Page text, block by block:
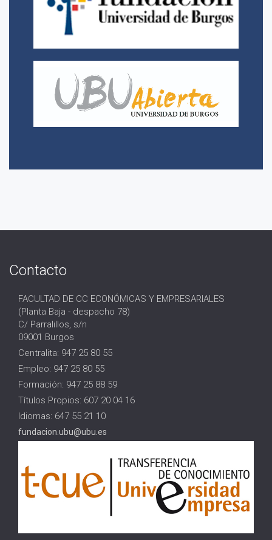
Contacto
FACULTAD DE CC ECONÓMICAS Y EMPRESARIALES
(Planta Baja - despacho 78)
C/ Parralillos, s/n
09001 Burgos
Centralita: 947 25 80 55
Empleo: 947 25 80 55
Formación: 947 25 88 59
Títulos Propios: 607 20 04 16
Idiomas: 647 55 21 10
fundacion.ubu@ubu.es